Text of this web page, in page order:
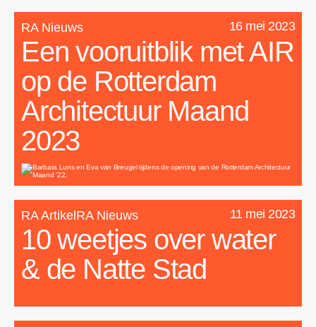
RA Nieuws 16 mei 2023
Een vooruitblik met AIR
op de Rotterdam
Architectuur Maand
2023
RA ArtikelRA Nieuws 11 mei 2023
10 weetjes over water
& de Natte Stad